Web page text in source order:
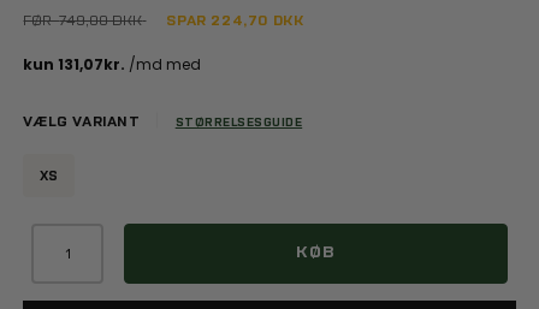
FØR749,00 DKK SPAR 224,70 DKK
VÆLG VARIANT STØRRELSESGUIDE
XS
KØB